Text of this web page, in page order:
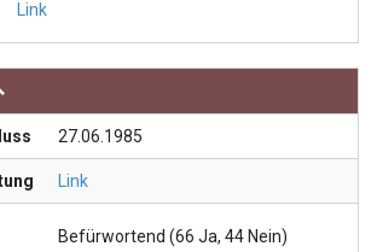
Link
27.06.1985
Link
Befürwortend (66 Ja, 44 Nein)